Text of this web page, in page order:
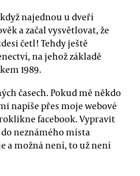
najednou u dveří
a začal vysvětlovat, že
četl! Tehdy ještě
na jehož základě
1989.
časech. Pokud mě někdo
napíše přes moje webové
facebook. Vypravit
neznámého místa
a možná není, to už není